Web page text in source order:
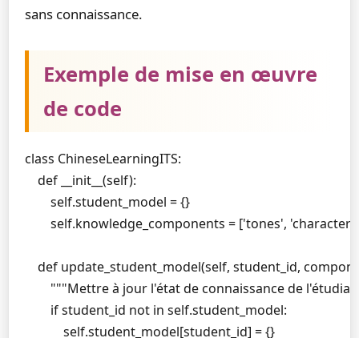
sans connaissance.
Exemple de mise en œuvre
de code
class ChineseLearningITS:
    def __init__(self):
        self.student_model = {}
self.knowledge_components = ['tones',
def update_student_model(self, student_id,
"""Mettre à jour l'état de connaissance de
        if student_id not in self.student_model:
            self.student_model[student_id] = {}